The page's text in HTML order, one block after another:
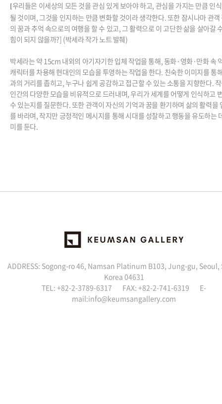
[우리들은 이세상의 모든 것을 관심 있게 보아야 하고, 관심을 가지는 만큼 인
될 것이며, 그것을 인지하는 만큼 변화할 것이라 생각한다. 또한 잠시나마 관객
의 꿈과 추억 속으로의 여행을 할 수 있고, 그 활력으로 이 고단한 삶을 살아갈
힘이 되지 않을까?] (박세라 작가 노트 발췌)
박세라는 약 15cm 내외의 아기자기한 입체 작업을 통해, 동화·영화·만화 속
캐릭터를 차용해 현대인의 모습을 투영하는 작업을 한다. 친숙한 이미지를 통
과의 거리를 좁히고, 누구나 쉽게 공감하고 접근할 수 있는 소통을 지향한다.
인간의 다양한 모습을 비유적으로 드러내며, 우리가 세계를 어떻게 인식하고
수 있는지를 질문한다. 또한 관객이 자신의 기억과 꿈을 환기하며 삶의 활력을
를 바라며, 작지만 긍정적인 메시지를 통해 시대를 성찰하고 행동을 유도하는
미를 둔다.
ADDRESS: Sogong-ro 46, Namsan Platinum B103, Jung-gu, Seoul,
Korea 04631
TEL: +82-2-3789-6317 FAX: +82-2-741-6319 E-
mail:info@keumsangallery.com